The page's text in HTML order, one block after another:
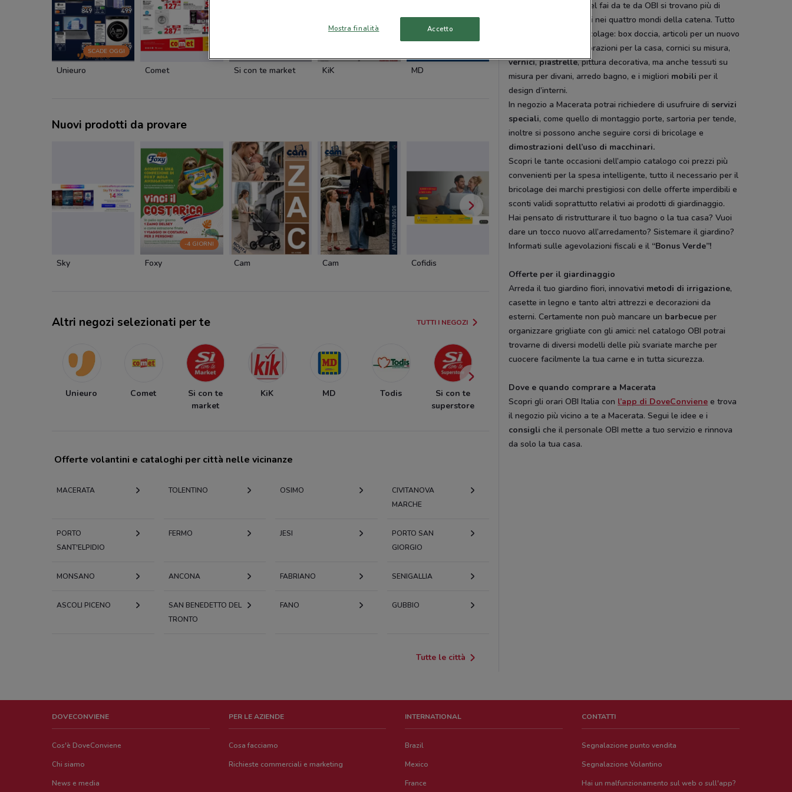
SCADE OGGI
Unieuro Comet Si con te market KiK MD Todis Si con te superstore Euronics
Nuovi prodotti da provare
Sky
-4 GIORNI
Foxy Cam Cam Cofidis
Altri negozi selezionati per te TUTTI I NEGOZI
Unieuro Comet
Si con te
market
KiK MD Todis
Si con te
superstore
Euronics
Si con te
supermercati
Conad
Offerte volantini e cataloghi per città nelle vicinanze
MACERATA TOLENTINO OSIMO
CIVITANOVA
MARCHE
PORTO
SANT'ELPIDIO
FERMO JESI
PORTO SAN
GIORGIO
MONSANO ANCONA FABRIANO SENIGALLIA
ASCOLI PICENO
SAN BENEDETTO DEL
TRONTO
FANO GUBBIO
Tutte le città
Per gli appassionati del fai da te da OBI si trovano più di
50000 articoli presenti nei quattro mondi della catena. Tutto
il necessario per il bricolage: box doccia, articoli per un nuovo
, decorazioni per la casa, cornici su misura,
vernici,piastrelle, pittura decorativa, ma anche tessuti su
misura per divani, arredo bagno, e i migliori mobili per il
design d’interni.
In negozio a Macerata potrai richiedere di usufruire di servizi
speciali, come quello di montaggio porte, sartoria per tende,
inoltre si possono anche seguire corsi di bricolage e
dimostrazioni dell’uso di macchinari.
Scopri le tante occasioni dell’ampio catalogo coi prezzi più
convenienti per la spesa intelligente, tutto il necessario per il
bricolage dei marchi prestigiosi con delle offerte imperdibili e
sconti validi soprattutto relativi ai prodotti di giardinaggio.
Hai pensato di ristrutturare il tuo bagno o la tua casa? Vuoi
dare un tocco nuovo all’arredamento? Sistemare il giardino?
Informati sulle agevolazioni fiscali e il “Bonus Verde”!
Offerte per il giardinaggio
Arreda il tuo giardino fiori, innovativi metodi di irrigazione,
casette in legno e tanto altri attrezzi e decorazioni da
esterni. Certamente non può mancare un barbecue per
organizzare grigliate con gli amici: nel catalogo OBI potrai
trovarne di diversi modelli delle più svariate marche per
cuocere facilmente la tua carne e in tutta sicurezza.
Dove e quando comprare a Macerata
Scopri gli orari OBI Italia con l’app di DoveConviene e trova
il negozio più vicino a te a Macerata. Segui le idee e i
consigli che il personale OBI mette a tuo servizio e rinnova
da solo la tua casa.
DOVECONVIENE
Cos'è DoveConviene
Chi siamo
News e media
PER LE AZIENDE
Cosa facciamo
Richieste commerciali e marketing
INTERNATIONAL
Brazil
Mexico
France
CONTATTI
Segnalazione punto vendita
Segnalazione Volantino
Hai un malfunzionamento sul web o sull'app?
Mostra finalità Accetto